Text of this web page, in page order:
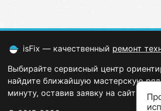
isFix — качественный ремонт
Выбирайте сервисный центр
найдите ближайшую мастерскую
минуту, оставив заявку на сайте.